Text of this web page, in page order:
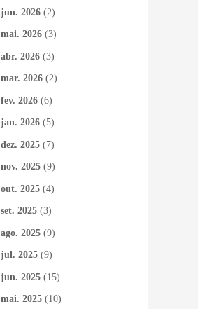
jun. 2026 (2)
mai. 2026 (3)
abr. 2026 (3)
mar. 2026 (2)
fev. 2026 (6)
jan. 2026 (5)
dez. 2025 (7)
nov. 2025 (9)
out. 2025 (4)
set. 2025 (3)
ago. 2025 (9)
jul. 2025 (9)
jun. 2025 (15)
mai. 2025 (10)